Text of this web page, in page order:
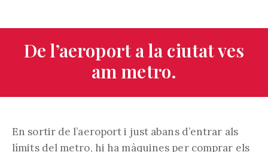
De l’aeroport a la ciutat ves
am metro.
En sortir de l’aeroport i just abans d’entrar als
límits del metro, hi ha màquines per comprar els